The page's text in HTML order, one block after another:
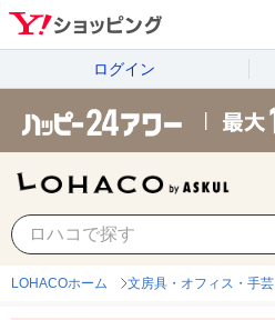
ログイン
LOHACOホーム 文房具・オフィス・手芸